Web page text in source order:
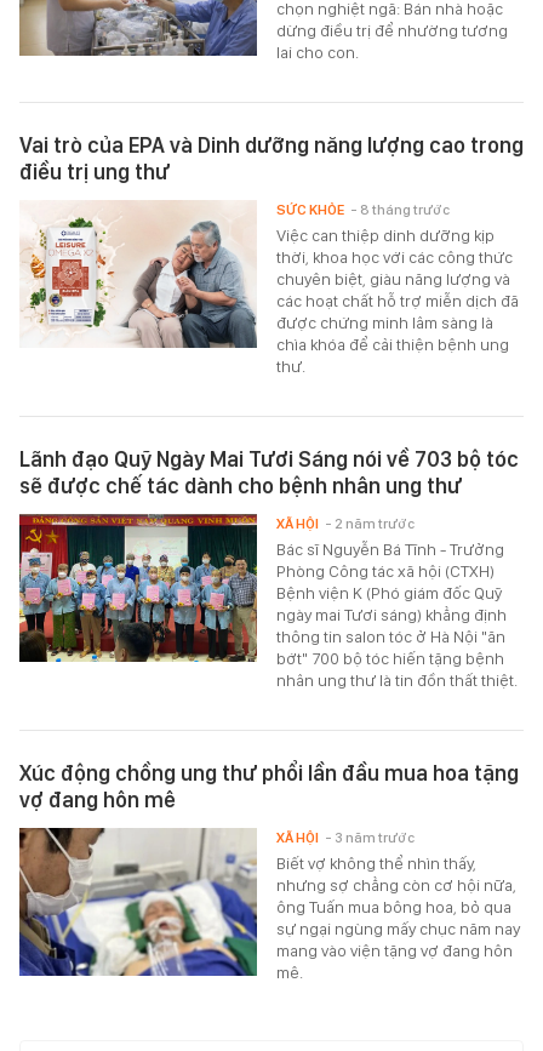
chọn nghiệt ngã: Bán nhà hoặc
dừng điều trị để nhường tương
lai cho con.
Vai trò của EPA và Dinh dưỡng năng lượng cao trong
điều trị ung thư
Việc can thiệp dinh dưỡng kịp
thời, khoa học với các công thức
chuyên biệt, giàu năng lượng và
các hoạt chất hỗ trợ miễn dịch đã
được chứng minh lâm sàng là
chìa khóa để cải thiện bệnh ung
thư.
SỨC KHỎE - 8 tháng trước
Lãnh đạo Quỹ Ngày Mai Tươi Sáng nói về 703 bộ tóc
sẽ được chế tác dành cho bệnh nhân ung thư
Bác sĩ Nguyễn Bá Tĩnh - Trưởng
Phòng Công tác xã hội (CTXH)
Bệnh viện K (Phó giám đốc Quỹ
ngày mai Tươi sáng) khẳng định
thông tin salon tóc ở Hà Nội "ăn
bớt" 700 bộ tóc hiến tặng bệnh
nhân ung thư là tin đồn thất thiệt.
XÃ HỘI - 2 năm trước
Xúc động chồng ung thư phổi lần đầu mua hoa tặng
vợ đang hôn mê
Biết vợ không thể nhìn thấy,
nhưng sợ chẳng còn cơ hội nữa,
ông Tuấn mua bông hoa, bỏ qua
sự ngại ngùng mấy chục năm nay
mang vào viện tặng vợ đang hôn
mê.
XÃ HỘI - 3 năm trước